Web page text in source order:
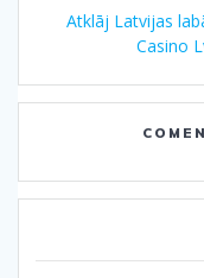
Atklāj Latvijas
Casino